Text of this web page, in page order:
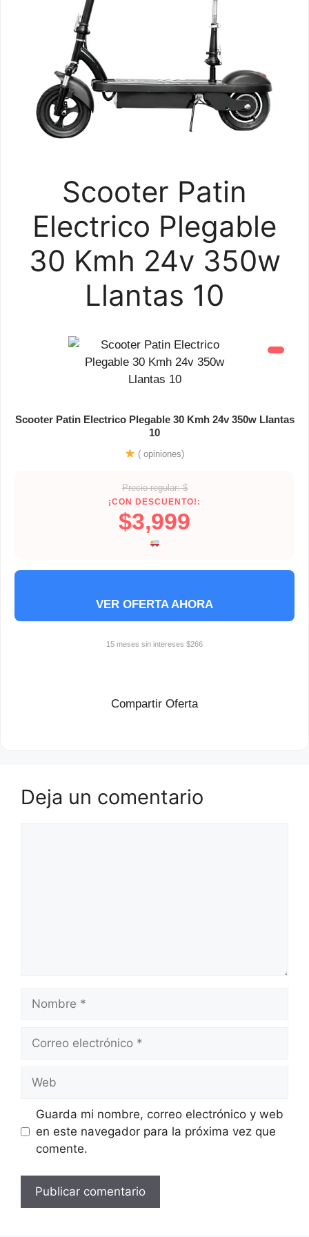
Scooter Patin
Electrico Plegable
30 Kmh 24v 350w
Llantas 10
Scooter Patin Electrico Plegable 30 Kmh 24v 350w Llantas
10
( opiniones)
Precio regular: $
¡CON DESCUENTO!:
$3,999
VER OFERTA AHORA
15 meses sin intereses $266
Compartir Oferta
Deja un comentario
Nombre
Correo
Web
Guarda mi nombre, correo electrónico y web
en este navegador para la próxima vez que
comente.